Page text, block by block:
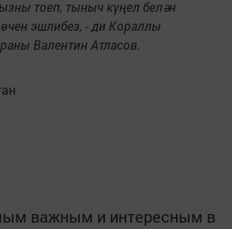
тоеп, тыныч күңел белән
эшлибез, - ди Кораллы
Валентин Атласов.
важным и интересным в